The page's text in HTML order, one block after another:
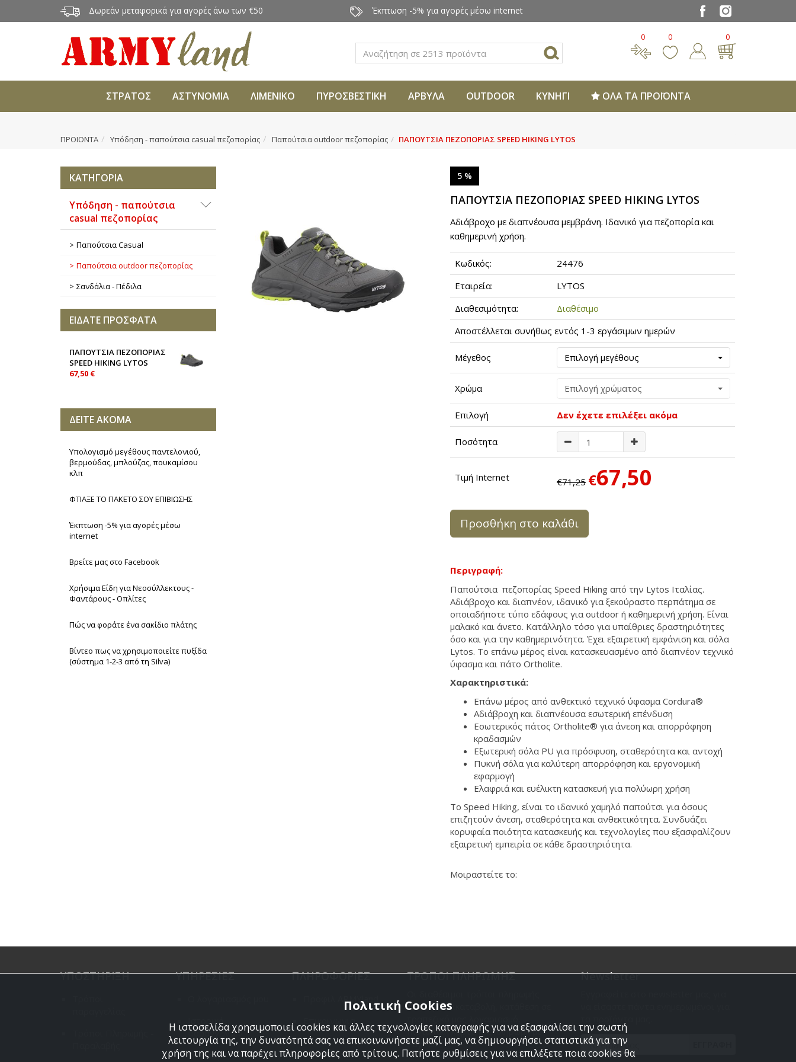
Δωρεάν μεταφορικά για αγορές άνω των €50 Έκπτωση -5% για αγορές μέσω internet
Αναζήτηση
0 0 0
ΣΤΡΑΤΟΣ ΑΣΤΥΝΟΜΙΑ ΛΙΜΕΝΙΚΟ ΠΥΡΟΣΒΕΣΤΙΚΗ ΑΡΒΥΛΑ OUTDOOR ΚΥΝΗΓΙ ΟΛΑ ΤΑ ΠΡΟΪΟΝΤΑ
ΠΡΟΙΟΝΤΑ Υπόδηση - παπούτσια casual πεζοπορίας Παπούτσια outdoor πεζοπορίας ΠΑΠΟΥΤΣΙΑ ΠΕΖΟΠΟΡΙΑΣ SPEED HIKING LYTOS
ΚΑΤΗΓΟΡΙΑ
Υπόδηση - παπούτσια
casual πεζοπορίας
Παπούτσια Casual
Παπούτσια outdoor πεζοπορίας
Σανδάλια - Πέδιλα
ΕΙΔΑΤΕ ΠΡΟΣΦΑΤΑ
ΠΑΠΟΥΤΣΙΑ ΠΕΖΟΠΟΡΙΑΣ
SPEED HIKING LYTOS
67,50 €
ΔΕΙΤΕ ΑΚΟΜΑ
Υπολογισμό μεγέθους παντελονιού,
βερμούδας, μπλούζας, πουκαμίσου
κλπ
ΦΤΙΑΞΕ ΤΟ ΠΑΚΕΤΟ ΣΟΥ ΕΠΙΒΙΩΣΗΣ
Έκπτωση -5% για αγορές μέσω
internet
Βρείτε μας στο Facebook
Χρήσιμα Είδη για Νεοσύλλεκτους -
Φαντάρους - Οπλίτες
Πώς να φοράτε ένα σακίδιο πλάτης
Βίντεο πως να χρησιμοποιείτε πυξίδα
(σύστημα 1-2-3 από τη Silva)
5 %
ΠΑΠΟΥΤΣΙΑ ΠΕΖΟΠΟΡΙΑΣ SPEED HIKING LYTOS
Αδιάβροχο με διαπνέουσα μεμβράνη. Ιδανικό για πεζοπορία και
καθημερινή χρήση.
Κωδικός:
24476
Εταιρεία:
LYTOS
Διαθεσιμότητα:
Διαθέσιμο
Αποστέλλεται συνήθως εντός 1-3 εργάσιμων ημερών
Μέγεθος Επιλογή μεγέθους
Χρώμα Επιλογή χρώματος
Επιλογή Δεν έχετε επιλέξει ακόμα
Ποσότητα
Τιμή Internet €71,25 €67,50
Προσθήκη στο καλάθι
Περιγραφή:
Παπούτσια πεζοπορίας Speed Hiking από την Lytos Ιταλίας.
Αδιάβροχο και διαπνέον, ιδανικό για ξεκούραστο περπάτημα σε
οποιαδήποτε τύπο εδάφους για outdoor ή καθημερινή χρήση. Είναι
μαλακό και άνετο. Kατάλληλo τόσο για υπαίθριες δραστηριότητες
όσο και για την καθημερινότητα. Έχει εξαιρετική εμφάνιση και σόλα
Lytos. Το επάνω μέρος είναι κατασκευασμένο από διαπνέον τεχνικό
ύφασμα και πάτο Ortholite.
Χαρακτηριστικά:
Επάνω μέρος από ανθεκτικό τεχνικό ύφασμα Cordura®
Αδιάβροχη και διαπνέουσα εσωτερική επένδυση
Εσωτερικός πάτος Ortholite® για άνεση και απορρόφηση
κραδασμών
Εξωτερική σόλα PU για πρόσφυση, σταθερότητα και αντοχή
Πυκνή σόλα για καλύτερη απορρόφηση και εργονομική
εφαρμογή
Ελαφριά και ευέλικτη κατασκευή για πολύωρη χρήση
Το Speed Hiking, είναι το ιδανικό χαμηλό παπούτσι για όσους
επιζητούν άνεση, σταθερότητα και ανθεκτικότητα. Συνδυάζει
κορυφαία ποιότητα κατασκευής και τεχνολογίες που εξασφαλίζουν
εξαιρετική εμπειρία σε κάθε δραστηριότητα.
Μοιραστείτε το:
ΥΠΟΣΤΗΡΙΞΗ ΥΠΗΡΕΣΙΕΣ
Ιστορικό
παραγγελιών
Site map
ΠΛΗΡΟΦΟΡΙΕΣ
Προφιλ ARMYland
Επικοινωνια
ΤΡΟΠΟΙ ΠΛΗΡΩΜΗΣ
είναι η Αντικαταβολή, κατάθεση σε
πιστωτική κάρτα και πληρωμή με
PayPal.
Newsletter
Πολιτική Cookies
Η ιστοσελίδα χρησιμοποιεί cookies και άλλες τεχνολογίες καταγραφής για να εξασφαλίσει την σωστή
λειτουργία της, την δυνατότητά σας να επικοινωνήσετε μαζί μας, να δημιουργήσει στατιστικά για την
χρήση της και να παρέχει πληροφορίες από τρίτους. Πατήστε ρυθμίσεις για να επιλέξετε ποια cookies θα